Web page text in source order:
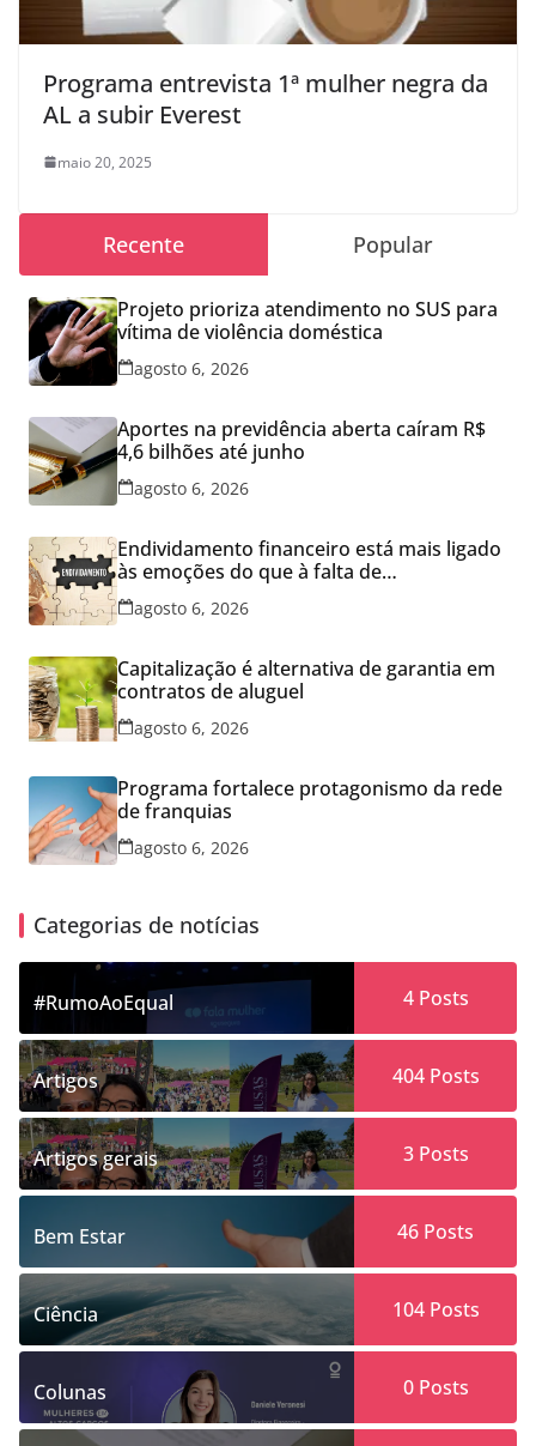
Programa entrevista 1ª mulher negra da
AL a subir Everest
maio 20, 2025
Recente Popular
Projeto prioriza atendimento no SUS para
vítima de violência doméstica
agosto 6, 2026
Aportes na previdência aberta caíram R$
4,6 bilhões até junho
agosto 6, 2026
Endividamento financeiro está mais ligado
às emoções do que à falta de
conhecimento
agosto 6, 2026
Capitalização é alternativa de garantia em
contratos de aluguel
agosto 6, 2026
Programa fortalece protagonismo da rede
de franquias
agosto 6, 2026
Categorias de notícias
#RumoAoEqual 4Posts
Artigos 404Posts
Artigos gerais 3Posts
Bem Estar 46 Posts
Ciência 104Posts
Colunas 0Posts